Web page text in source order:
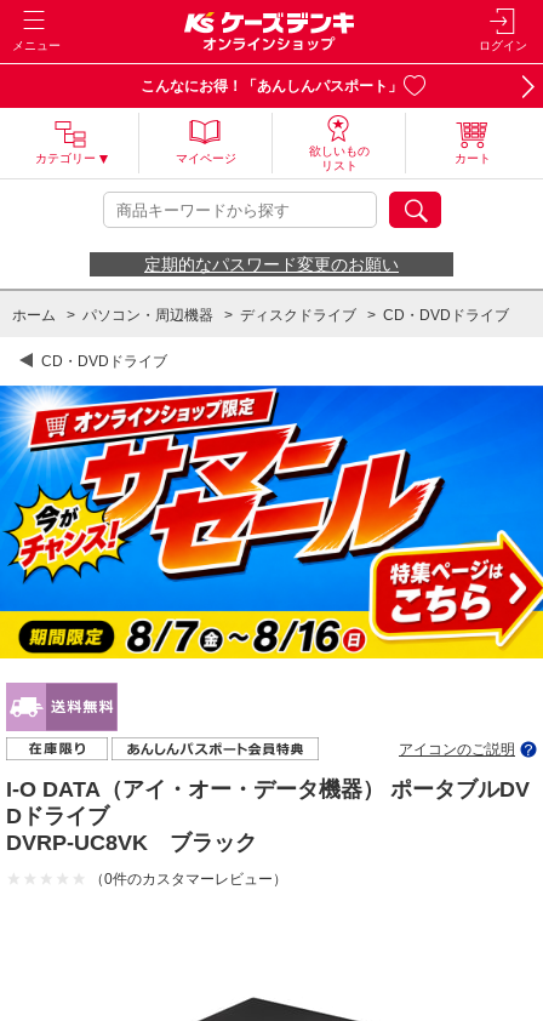
メニュー ログイン
こんなにお得！「あんしんパスポート」
カテゴリー マイページ
欲しいもの
リスト
カート
定期的なパスワード変更のお願い
ホーム > パソコン・周辺機器 > ディスクドライブ > CD・DVDドライブ
CD・DVDドライブ
アイコンのご説明
I-O DATA（アイ・オー・データ機器） ポータブルDV
Dドライブ
DVRP-UC8VK ブラック
（0件のカスタマーレビュー）